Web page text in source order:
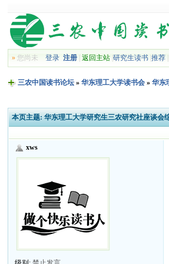
» 您尚未登录 注册 |返回主站 |研究生读书 |推荐
三农中国读书论坛 »华东理工大学读书会 »华东
本页主题: 华东理工大学研究生三农研究社座谈会
xws